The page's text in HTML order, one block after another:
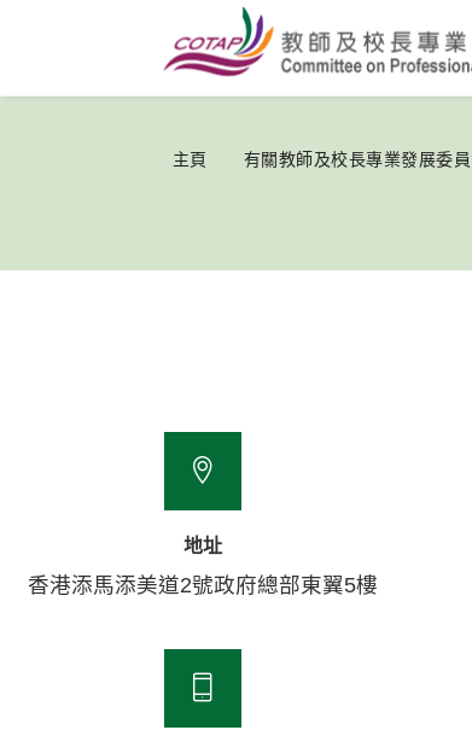
主頁 有關教師及校長專業發展委
地址
香港添馬添美道2號政府總部東翼5樓